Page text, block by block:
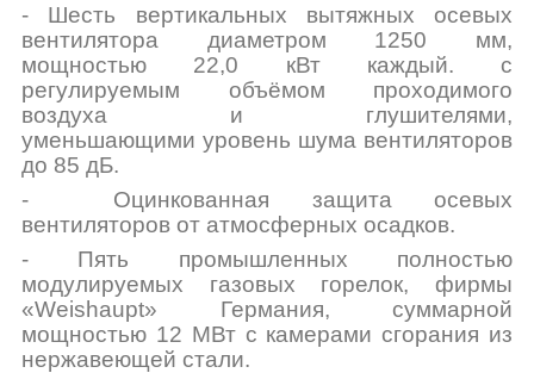
- Шесть вертикальных вытяжных осевых
вентилятора диаметром 1250 мм,
мощностью 22,0 кВт каждый. с
регулируемым объёмом проходимого
воздуха и глушителями,
уменьшающими уровень шума вентиляторов
до 85 дБ.
- Оцинкованная защита осевых
вентиляторов от атмосферных осадков.
- Пять промышленных полностью
модулируемых газовых горелок, фирмы
«Weishaupt» Германия, суммарной
мощностью 12 МВт с камерами сгорания из
нержавеющей стали.